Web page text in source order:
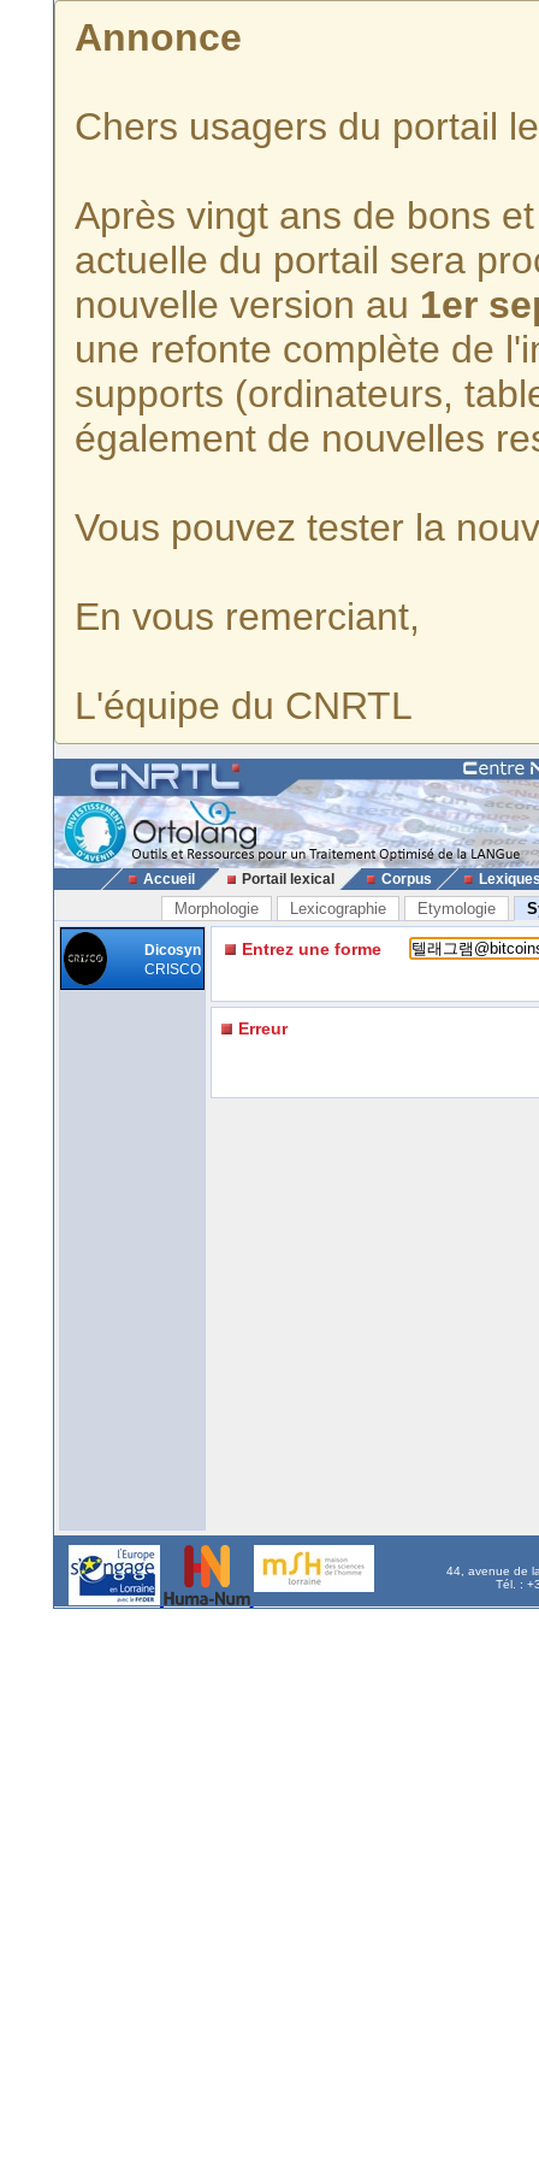
Annonce
Chers usagers du portail
Après vingt ans de bons
actuelle du portail sera
nouvelle version au 1er
une refonte complète de
supports (ordinateurs,
également de nouvelles
Vous pouvez tester la
En vous remerciant,
L'équipe du CNRTL
Accueil Portail lexical Corpus
Morphologie Lexicographie Etymologie
Dicosyn
CRISCO
Entrez une forme
Erreur
44, avenue de
Tél. :